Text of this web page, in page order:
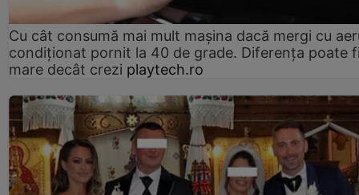
Cu cât consumă mai mult mașina dacă mergi cu
condiționat pornit la 40 de grade. Diferența poate
mare decât crezi playtech.ro